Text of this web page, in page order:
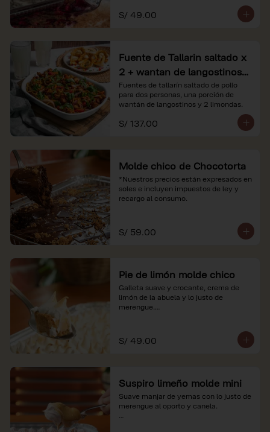
*Nuestros precios están expresados en
soles e incluyen impuestos de ley y
S/ 49.00
Fuente de Tallarin saltado x
2 + wantan de langostinos +
2 limonadas
Fuentes de tallarín saltado de pollo
para dos personas, una porción de
wantán de langostinos y 2 limondas.
S/ 137.00
Molde chico de Chocotorta
*Nuestros precios están expresados en
soles e incluyen impuestos de ley y
recargo al consumo.
S/ 59.00
Pie de limón molde chico
Galleta suave y crocante, crema de
limón de la abuela y lo justo de
merengue.
soles e incluyen impuestos de ley y
recargo al consumo.
S/ 49.00
Suspiro limeño molde mini
Suave manjar de yemas con lo justo de
merengue al oporto y canela.